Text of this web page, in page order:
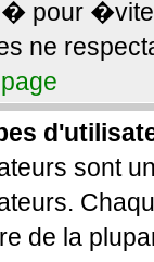
pour
ne
sont
de la